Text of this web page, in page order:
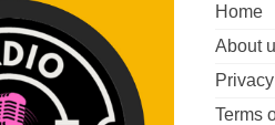
Home
About
Terms